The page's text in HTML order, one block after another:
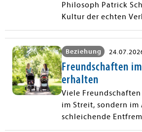
Philosoph Patrick
Kultur der echten
Beziehung
Freundschaften
erhalten
Viele
im Streit, sondern im
schleichende